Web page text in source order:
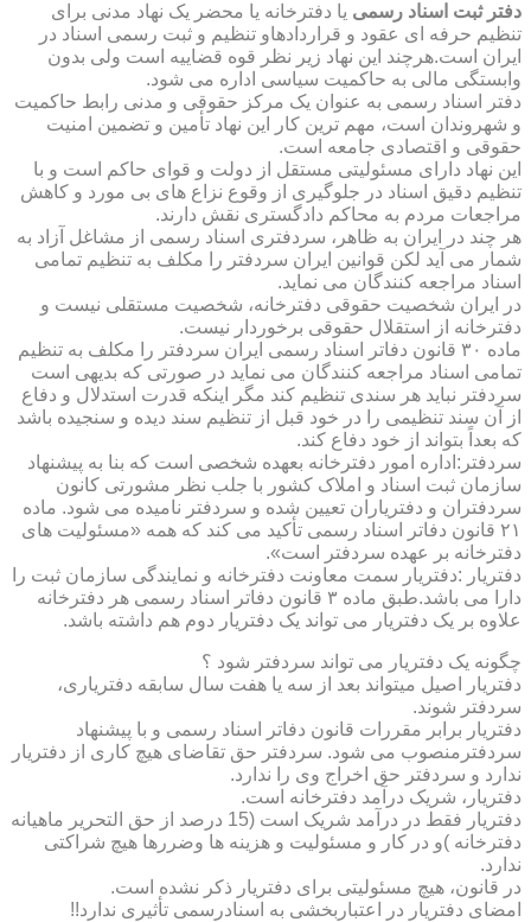
دفتر ثبت اسناد رسمی یا دفترخانه یا محضر یک نهاد مدنی برای
تنظیم حرفه ای عقود و قراردادهاو تنظیم و ثبت رسمی اسناد در
ایران است.هرچند این نهاد زیر نظر قوه قضاییه است ولی بدون
وابستگی مالی به حاکمیت سیاسی اداره می شود.
دفتر اسناد رسمی به عنوان یک مرکز حقوقی و مدنی رابط حاکمیت
و شهروندان است، مهم ترین کار این نهاد تأمین و تضمین امنیت
حقوقی و اقتصادی جامعه است.
این نهاد دارای مسئولیتی مستقل از دولت و قوای حاکم است و با
تنظیم دقیق اسناد در جلوگیری از وقوع نزاع های بی مورد و کاهش
مراجعات مردم به محاکم دادگستری نقش دارند.
هر چند در ایران به ظاهر، سردفتری اسناد رسمی از مشاغل آزاد به
شمار می آید لکن قوانین ایران سردفتر را مکلف به تنظیم تمامی
اسناد مراجعه کنندگان می نماید.
در ایران شخصیت حقوقی دفترخانه، شخصیت مستقلی نیست و
دفترخانه از استقلال حقوقی برخوردار نیست.
ماده ۳۰ قانون دفاتر اسناد رسمی ایران سردفتر را مکلف به تنظیم
تمامی اسناد مراجعه کنندگان می نماید در صورتی که بدیهی است
سردفتر نباید هر سندی تنظیم کند مگر اینکه قدرت استدلال و دفاع
از آن سند تنظیمی را در خود قبل از تنظیم سند دیده و سنجیده باشد
که بعداً بتواند از خود دفاع کند.
سردفتر:اداره امور دفترخانه بعهده شخصی است که بنا به پیشنهاد
سازمان ثبت اسناد و املاک کشور با جلب نظر مشورتی کانون
سردفتران و دفتریاران تعیین شده و سردفتر نامیده می شود. ماده
۲۱ قانون دفاتر اسناد رسمی تأکید می کند که همه «مسئولیت های
دفترخانه بر عهده سردفتر است».
دفتریار :دفتریار سمت معاونت دفترخانه و نمایندگی سازمان ثبت را
دارا می باشد.طبق ماده ۳ قانون دفاتر اسناد رسمی هر دفترخانه
علاوه بر یک دفتریار می تواند یک دفتریار دوم هم داشته باشد.
چگونه یک دفتریار می تواند سردفتر شود ؟
دفتریار اصیل میتواند بعد از سه یا هفت سال سابقه دفتریاری،
سردفتر شوند.
دفتریار برابر مقررات قانون دفاتر اسناد رسمی و با پیشنهاد
سردفترمنصوب می شود. سردفتر حق تقاضای هیچ کاری از دفتریار
ندارد و سردفتر حق اخراج وی را ندارد.
دفتریار، شریک درآمد دفترخانه است.
دفتریار فقط در درآمد شریک است (15 درصد از حق التحریر ماهیانه
دفترخانه )و در کار و مسئولیت و هزینه ها وضررها هیچ شراکتی
ندارد.
در قانون، هیچ مسئولیتی برای دفتریار ذکر نشده است.
امضای دفتریار در اعتباربخشی به اسنادرسمی تأثیری ندارد!!